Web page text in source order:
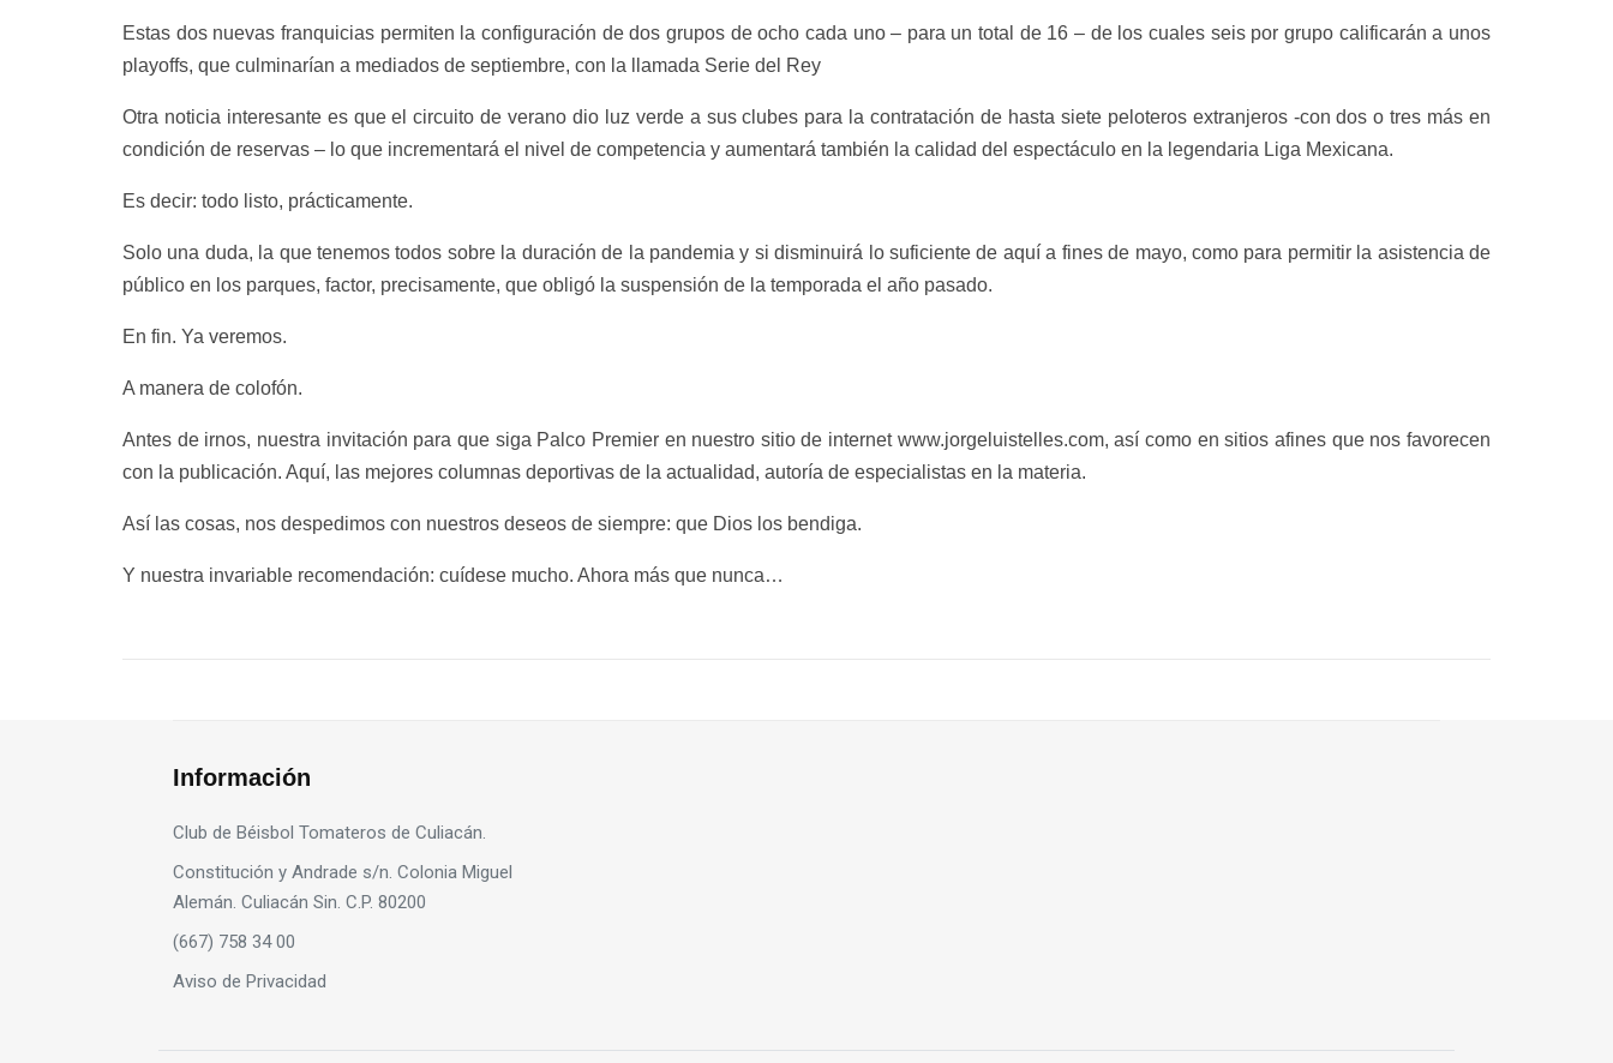
Estas dos nuevas franquicias permiten la configuración de dos grupos de ocho cada uno – para un total de 16 – de los cuales seis por grupo calificarán a unos
playoffs, que culminarían a mediados de septiembre, con la llamada Serie del Rey
Otra noticia interesante es que el circuito de verano dio luz verde a sus clubes para la contratación de hasta siete peloteros extranjeros -con dos o tres más en
condición de reservas – lo que incrementará el nivel de competencia y aumentará también la calidad del espectáculo en la legendaria Liga Mexicana.
Es decir: todo listo, prácticamente.
Solo una duda, la que tenemos todos sobre la duración de la pandemia y si disminuirá lo suficiente de aquí a fines de mayo, como para permitir la asistencia de
público en los parques, factor, precisamente, que obligó la suspensión de la temporada el año pasado.
En fin. Ya veremos.
A manera de colofón.
Antes de irnos, nuestra invitación para que siga Palco Premier en nuestro sitio de internet www.jorgeluistelles.com, así como en sitios afines que nos favorecen
con la publicación. Aquí, las mejores columnas deportivas de la actualidad, autoría de especialistas en la materia.
Así las cosas, nos despedimos con nuestros deseos de siempre: que Dios los bendiga.
Y nuestra invariable recomendación: cuídese mucho. Ahora más que nunca…
Información
Club de Béisbol Tomateros de Culiacán.
Constitución y Andrade s/n. Colonia Miguel
Alemán. Culiacán Sin. C.P. 80200
(667) 758 34 00
Aviso de Privacidad